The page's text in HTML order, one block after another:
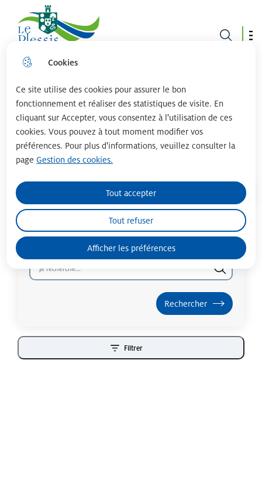
Cookies
Ce site utilise des cookies pour assurer le bon
fonctionnement et réaliser des statistiques de visite. En
cliquant sur Accepter, vous consentez à l'utilisation de ces
cookies. Vous pouvez à tout moment modifier vos
préférences. Pour plus d'informations, veuillez consulter la
page Gestion des cookies.
Afficher les préférences
Tout accepter
Tout refuser
Aller
menu
principal
Le plessis robinson
Offres d'emploi - Services
municipaux
Moteur de recherche
Filtrer